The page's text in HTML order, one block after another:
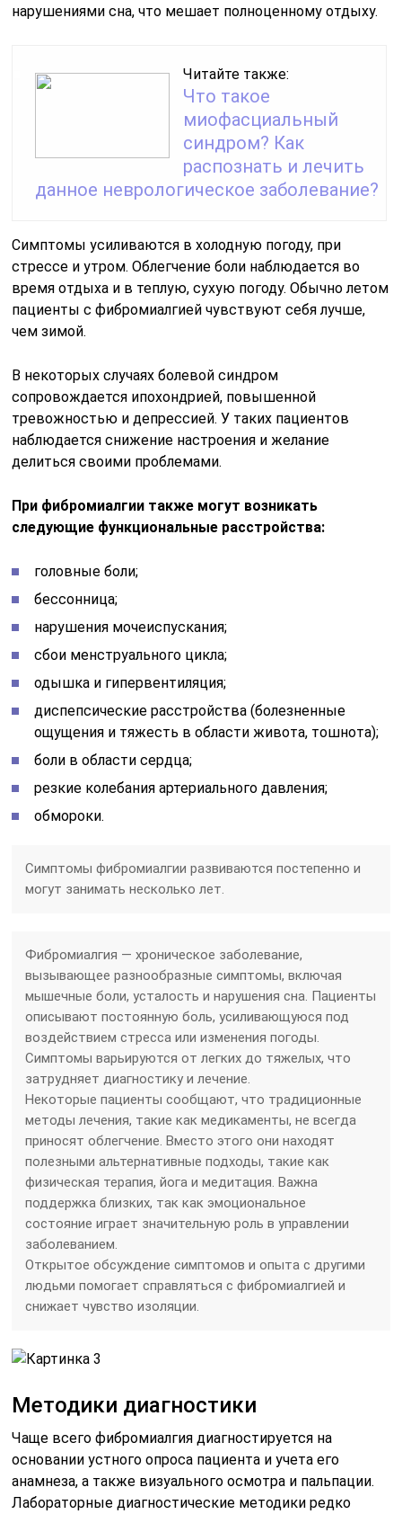
нарушениями сна, что мешает полноценному отдыху.
Читайте также:
Что такое
миофасциальный
синдром? Как
распознать и лечить
данное неврологическое заболевание?
Симптомы усиливаются в холодную погоду, при
стрессе и утром. Облегчение боли наблюдается во
время отдыха и в теплую, сухую погоду. Обычно летом
пациенты с фибромиалгией чувствуют себя лучше,
чем зимой.
В некоторых случаях болевой синдром
сопровождается ипохондрией, повышенной
тревожностью и депрессией. У таких пациентов
наблюдается снижение настроения и желание
делиться своими проблемами.
При фибромиалгии также могут возникать
следующие функциональные расстройства:
головные боли;
бессонница;
нарушения мочеиспускания;
сбои менструального цикла;
одышка и гипервентиляция;
диспепсические расстройства (болезненные
ощущения и тяжесть в области живота, тошнота);
боли в области сердца;
резкие колебания артериального давления;
обмороки.
Симптомы фибромиалгии развиваются постепенно и
могут занимать несколько лет.
Фибромиалгия — хроническое заболевание,
вызывающее разнообразные симптомы, включая
мышечные боли, усталость и нарушения сна. Пациенты
описывают постоянную боль, усиливающуюся под
воздействием стресса или изменения погоды.
Симптомы варьируются от легких до тяжелых, что
затрудняет диагностику и лечение.
Некоторые пациенты сообщают, что традиционные
методы лечения, такие как медикаменты, не всегда
приносят облегчение. Вместо этого они находят
полезными альтернативные подходы, такие как
физическая терапия, йога и медитация. Важна
поддержка близких, так как эмоциональное
состояние играет значительную роль в управлении
заболеванием.
Открытое обсуждение симптомов и опыта с другими
людьми помогает справляться с фибромиалгией и
снижает чувство изоляции.
Методики диагностики
Чаще всего фибромиалгия диагностируется на
основании устного опроса пациента и учета его
анамнеза, а также визуального осмотра и пальпации.
Лабораторные диагностические методики редко